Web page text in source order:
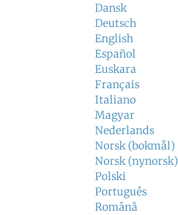
Dansk
Deutsch
English
Español
Euskara
Français
Italiano
Magyar
Nederlands
Norsk (bokmål)
Norsk (nynorsk)
Polski
Português
Română